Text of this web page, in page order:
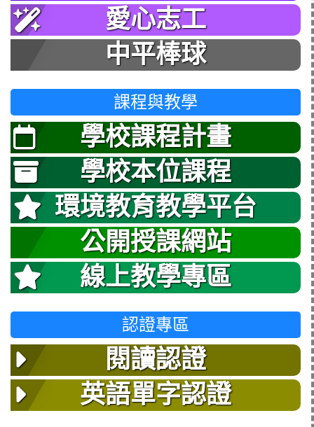
愛心志工
中平棒球
課程與教學
學校課程計畫
學校本位課程
環境教育教學平台
公開授課網站
線上教學專區
認證專區
閱讀認證
英語單字認證